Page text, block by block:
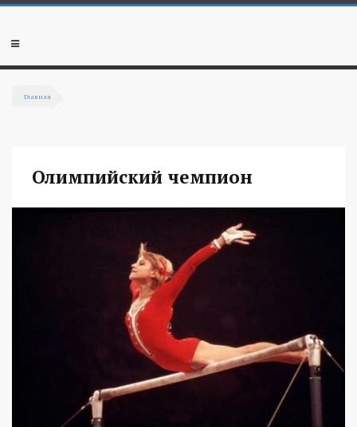
Перейти к основному содержанию
Мобильное
Главная
Олимпийский чемпион